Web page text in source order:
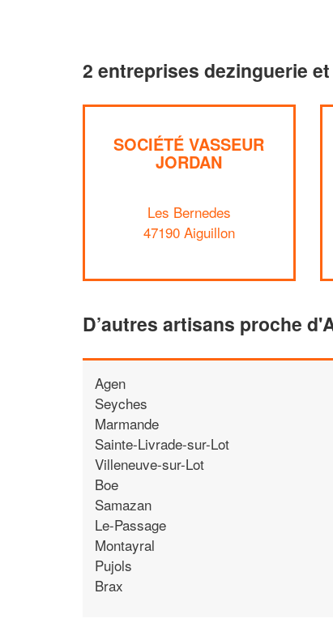
2 entreprises dezinguerie
SOCIÉTÉ VASSEUR
JORDAN
Les Bernedes
47190 Aiguillon
D’autres artisans proche
Agen
Seyches
Marmande
Sainte-Livrade-sur-Lot
Villeneuve-sur-Lot
Boe
Samazan
Le-Passage
Montayral
Pujols
Brax